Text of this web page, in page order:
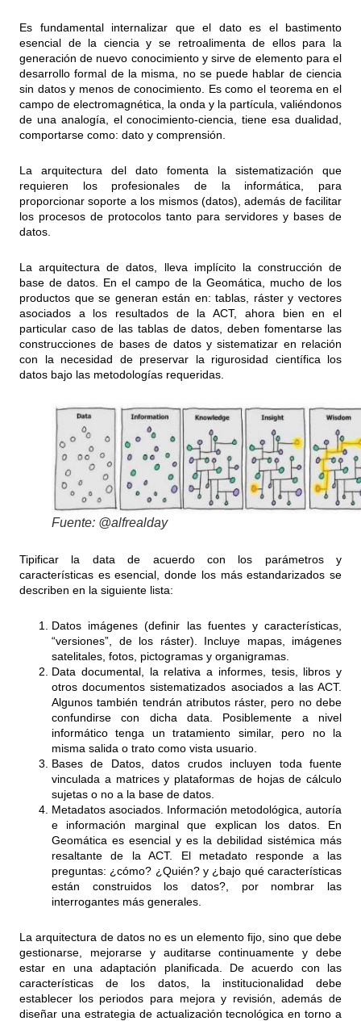
Es fundamental internalizar que el dato es el bastimento
esencial de la ciencia y se retroalimenta de ellos para la
generación de nuevo conocimiento y sirve de elemento para el
desarrollo formal de la misma, no se puede hablar de ciencia
sin datos y menos de conocimiento. Es como el teorema en el
campo de electromagnética, la onda y la partícula, valiéndonos
de una analogía, el conocimiento-ciencia, tiene esa dualidad,
comportarse como: dato y comprensión.
La arquitectura del dato fomenta la sistematización que
requieren los profesionales de la informática, para
proporcionar soporte a los mismos (datos), además de facilitar
los procesos de protocolos tanto para servidores y bases de
datos.
La arquitectura de datos, lleva implícito la construcción de
base de datos. En el campo de la Geomática, mucho de los
productos que se generan están en: tablas, ráster y vectores
asociados a los resultados de la ACT, ahora bien en el
particular caso de las tablas de datos, deben fomentarse las
construcciones de bases de datos y sistematizar en relación
con la necesidad de preservar la rigurosidad científica los
datos bajo las metodologías requeridas.
Fuente: @alfrealday
Tipificar la data de acuerdo con los parámetros y
características es esencial, donde los más estandarizados se
describen en la siguiente lista:
Datos imágenes (definir las fuentes y características,
“versiones”, de los ráster). Incluye mapas, imágenes
satelitales, fotos, pictogramas y organigramas.
Data documental, la relativa a informes, tesis, libros y
otros documentos sistematizados asociados a las ACT.
Algunos también tendrán atributos ráster, pero no debe
confundirse con dicha data. Posiblemente a nivel
informático tenga un tratamiento similar, pero no la
misma salida o trato como vista usuario.
Bases de Datos, datos crudos incluyen toda fuente
vinculada a matrices y plataformas de hojas de cálculo
sujetas o no a la base de datos.
Metadatos asociados. Información metodológica, autoría
e información marginal que explican los datos. En
Geomática es esencial y es la debilidad sistémica más
resaltante de la ACT. El metadato responde a las
preguntas: ¿cómo? ¿Quién? y ¿bajo qué características
están construidos los datos?, por nombrar las
interrogantes más generales.
La arquitectura de datos no es un elemento fijo, sino que debe
gestionarse, mejorarse y auditarse continuamente y debe
estar en una adaptación planificada. De acuerdo con las
características de los datos, la institucionalidad debe
establecer los periodos para mejora y revisión, además de
diseñar una estrategia de actualización tecnológica en torno a